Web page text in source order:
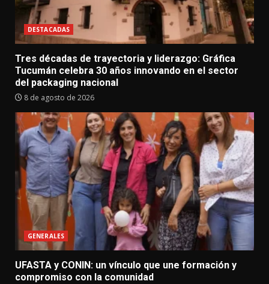
DESTACADAS
Tres décadas de trayectoria y liderazgo: Gráfica
Tucumán celebra 30 años innovando en el sector
del packaging nacional
8 de agosto de 2026
GENERALES
UFASTA y CONIN: un vínculo que une formación y
compromiso con la comunidad